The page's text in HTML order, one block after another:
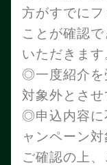
方がすでに
ことが確認
いただきます
◎一度紹介を
対象外とさせ
◎申込内容に
ャンペーン
ご確認の上、